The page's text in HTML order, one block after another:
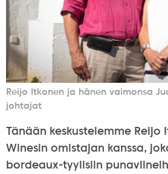
Reijo Itkonen ja hänen vaimonsa
johtajat
Tänään keskustelemme Reijo
Winesin omistajan kanssa,
bordeaux-tyylisiin